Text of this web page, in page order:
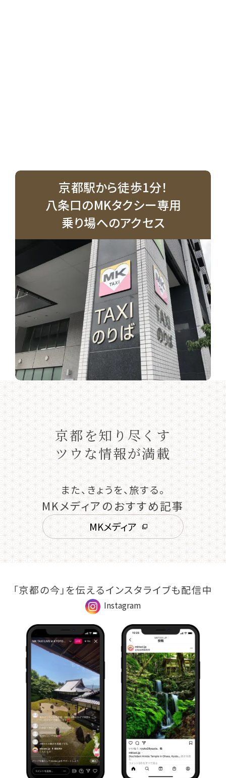
京都駅から徒歩1分！
八条口のMKタクシー専用
乗り場へのアクセス
京都を知り尽くす
ツウな情報が満載
また、きょうを、旅する。
MKメディアのおすすめ記事
MKメディア
「京都の今」を伝えるインスタライブも配信中
Instagram